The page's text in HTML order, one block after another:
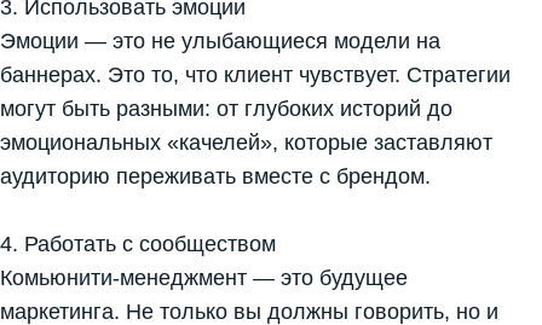
3. Использовать эмоции
Эмоции — это не улыбающиеся модели на
баннерах. Это то, что клиент чувствует. Стратегии
могут быть разными: от глубоких историй до
эмоциональных «качелей», которые заставляют
аудиторию переживать вместе с брендом.
4. Работать с сообществом
Комьюнити-менеджмент — это будущее
маркетинга. Не только вы должны говорить, но и